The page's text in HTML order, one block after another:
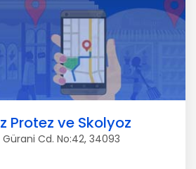
Protez ve Skolyoz
Cd. No:42, 34093